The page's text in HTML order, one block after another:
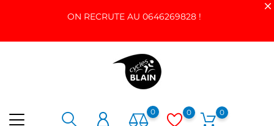
ON RECRUTE AU 0646269828 !
0 0 0